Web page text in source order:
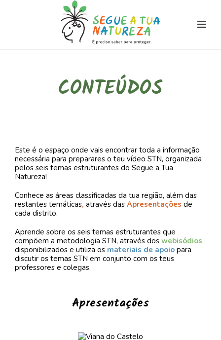
CONTEÚDOS
Este é o espaço onde vais encontrar toda a informação
necessária para preparares o teu vídeo STN, organizada
pelos seis temas estruturantes do Segue a Tua
Natureza!
Conhece as áreas classificadas da tua região, além das
restantes temáticas, através das Apresentações de
cada distrito.
Aprende sobre os seis temas estruturantes que
compõem a metodologia STN, através dos webisódios
disponibilizados e utiliza os materiais de apoio para
discutir os temas STN em conjunto com os teus
professores e colegas.
Apresentações